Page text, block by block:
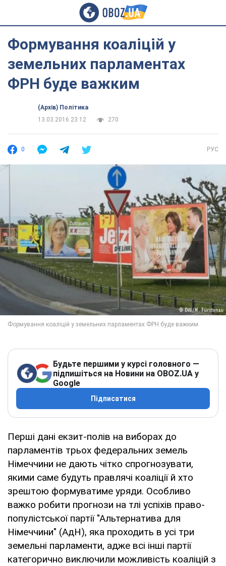
Формування коаліцій у
земельних парламентах
ФРН буде важким
(Архів) Політика
13.03.2016 23:12
270
0 РУС
Будьте першими у курсі головного —
підпишіться на Новини на OBOZ.UA у
Google
Підписатися
Перші дані екзит-полів на виборах до
парламентів трьох федеральних земель
Німеччини не дають чітко спрогнозувати,
якими саме будуть правлячі коаліції й хто
зрештою формуватиме уряди. Особливо
важко робити прогнози на тлі успіхів право-
популістської партії "Альтернатива для
Німеччини" (АдН), яка проходить в усі три
земельні парламенти, адже всі інші партії
категорично виключили можливість коаліцій з